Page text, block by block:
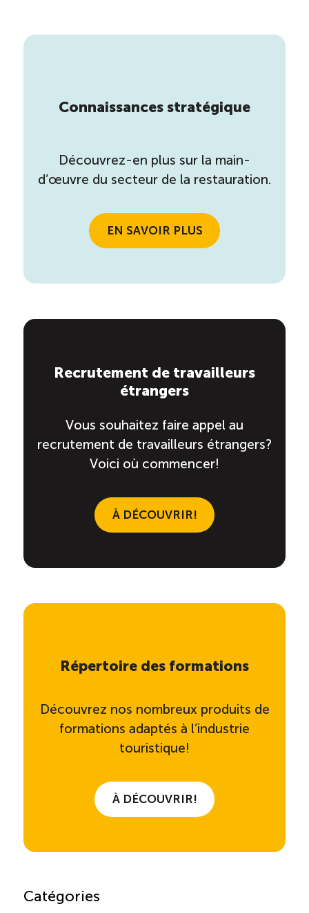
Connaissances stratégique
Découvrez-en plus sur la main-
d’œuvre du secteur de la restauration.
EN SAVOIR PLUS
Recrutement de travailleurs
étrangers
Vous souhaitez faire appel au
recrutement de travailleurs étrangers?
Voici où commencer!
À DÉCOUVRIR!
Répertoire des formations
Découvrez nos nombreux produits de
formations adaptés à l’industrie
touristique!
À DÉCOUVRIR!
Catégories